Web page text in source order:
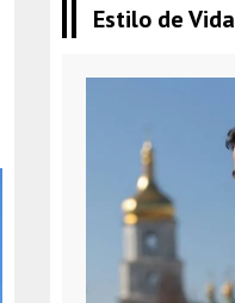
Estilo de Vida